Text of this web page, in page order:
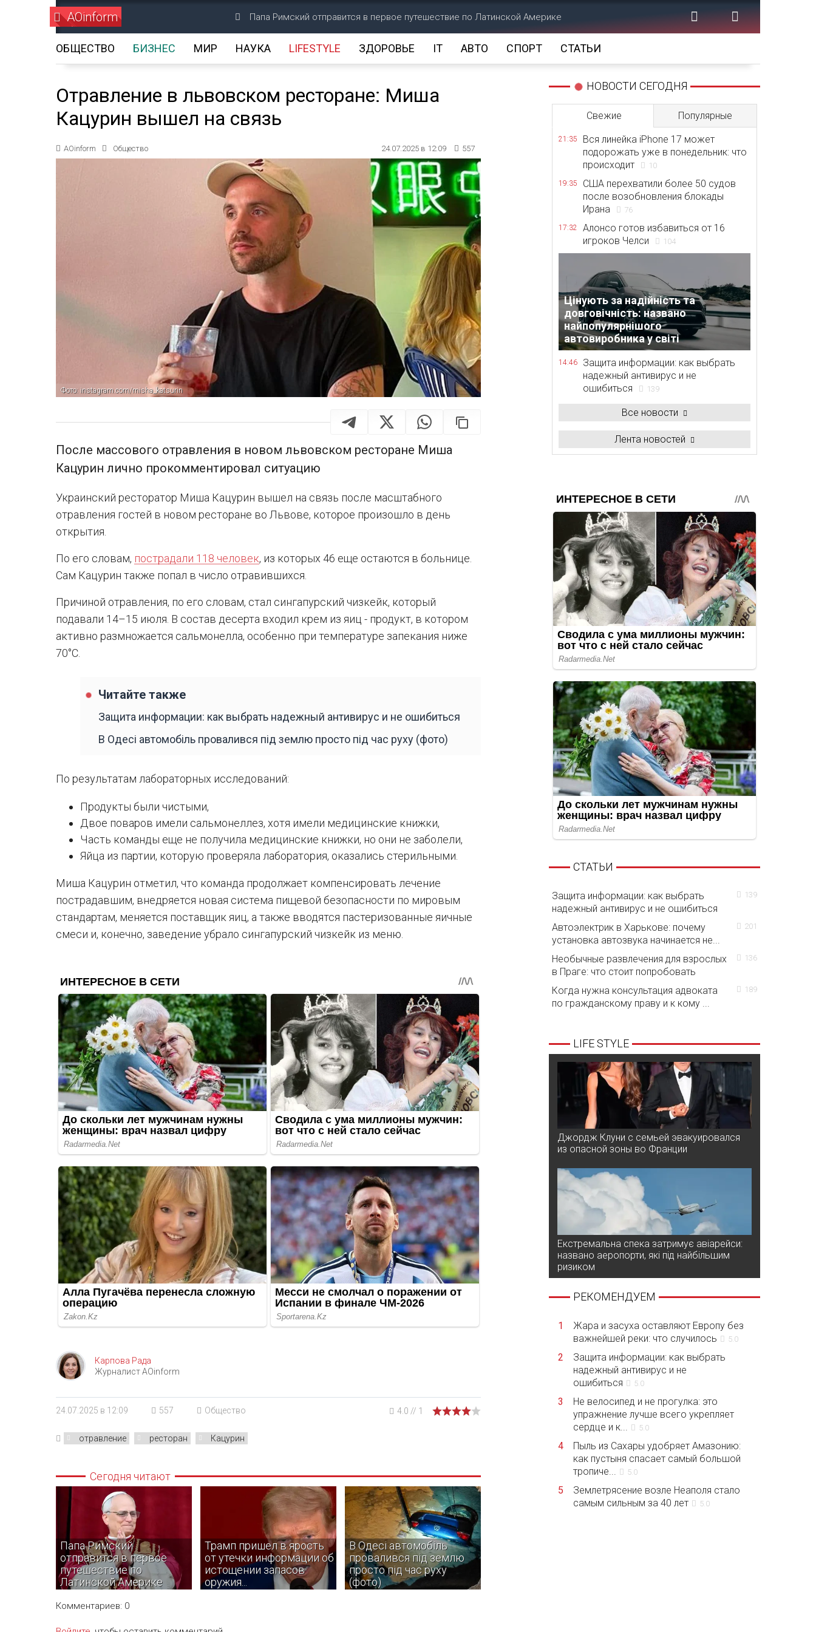
AOinform Папа Римский отправится в первое путешествие по Латинской Америке
ОБЩЕСТВО БИЗНЕС МИР НАУКА LIFESTYLE ЗДОРОВЬЕ IT АВТО СПОРТ СТАТЬИ
Отравление в львовском ресторане: Миша
Кацурин вышел на связь
AOinform Общество 24.07.2025 в 12:09 557
Фото: instagram.com/misha_katsurin
После массового отравления в новом львовском ресторане Миша
Кацурин лично прокомментировал ситуацию
Украинский ресторатор Миша Кацурин вышел на связь после масштабного
отравления гостей в новом ресторане во Львове, которое произошло в день
открытия.
По его словам, пострадали 118 человек, из которых 46 еще остаются в больнице.
Сам Кацурин также попал в число отравившихся.
Причиной отравления, по его словам, стал сингапурский чизкейк, который
подавали 14–15 июля. В состав десерта входил крем из яиц - продукт, в котором
активно размножается сальмонелла, особенно при температуре запекания ниже
70°C.
Читайте также
Защита информации: как выбрать надежный антивирус и не ошибиться
В Одесі автомобіль провалився під землю просто під час руху (фото)
По результатам лабораторных исследований:
Продукты были чистыми,
Двое поваров имели сальмонеллез, хотя имели медицинские книжки,
Часть команды еще не получила медицинские книжки, но они не заболели,
Яйца из партии, которую проверяла лаборатория, оказались стерильными.
Миша Кацурин отметил, что команда продолжает компенсировать лечение
пострадавшим, внедряется новая система пищевой безопасности по мировым
стандартам, меняется поставщик яиц, а также вводятся пастеризованные яичные
смеси и, конечно, заведение убрало сингапурский чизкейк из меню.
Карпова Рада
Журналист AOinform
24.07.2025 в 12:09 557 Общество 4.0 // 1
отравление ресторан Кацурин
Сегодня читают
Папа Римский
отправится в первое
путешествие по
Латинской Америке
Трамп пришел в ярость
от утечки информации об
истощении запасов
оружия...
В Одесі автомобіль
провалився під землю
просто під час руху
(фото)
Комментариев: 0
НОВОСТИ СЕГОДНЯ
Свежие Популярные
21:35
Вся линейка iPhone 17 может
подорожать уже в понедельник: что
происходит
10
19:35
США перехватили более 50 судов
после возобновления блокады
Ирана
76
17:32
Алонсо готов избавиться от 16
игроков Челси
104
Цінують за надійність та
довговічність: названо
найпопулярнішого
автовиробника у світі
14:46
Защита информации: как выбрать
надежный антивирус и не
ошибиться
139
Все новости
Лента новостей
СТАТЬИ
Защита информации: как выбрать
надежный антивирус и не ошибиться
139
Автоэлектрик в Харькове: почему
установка автозвука начинается не...
201
Необычные развлечения для взрослых
в Праге: что стоит попробовать
136
Когда нужна консультация адвоката
по гражданскому праву и к кому ...
189
LIFE STYLE
Джордж Клуни с семьей эвакуировался
из опасной зоны во Франции
Екстремальна спека затримує авіарейси:
названо аеропорти, які під найбільшим
ризиком
РЕКОМЕНДУЕМ
1
Жара и засуха оставляют Европу без
важнейшей реки: что случилось
5.0
2
Защита информации: как выбрать
надежный антивирус и не
ошибиться
5.0
3
Не велосипед и не прогулка: это
упражнение лучше всего укрепляет
сердце и к...
5.0
4
Пыль из Сахары удобряет Амазонию:
как пустыня спасает самый большой
тропиче...
5.0
5
Землетрясение возле Неаполя стало
самым сильным за 40 лет
5.0